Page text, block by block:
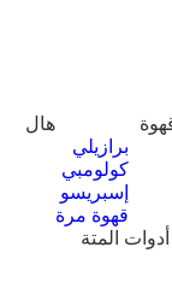
برازيلي
كولومبي
إسبريسو
قهوة مرة
هال
أدوات المتة